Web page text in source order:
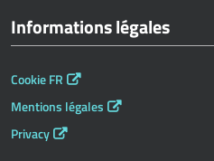
Informations légales
Cookie FR
Mentions légales
Privacy